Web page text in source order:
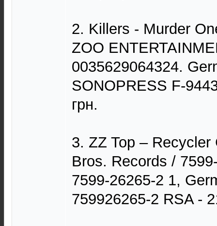
2. Killers - Murder
ZOO
0035629064324.
SONOPRESS F-
грн.
3. ZZ Top – Recycler
Bros. Records /
7599-26265-2 1,
759926265-2 RSA -